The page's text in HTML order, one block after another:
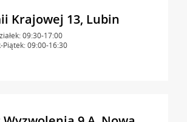
Krajowej 13, Lubin
09:30-17:00
Piątek: 09:00-16:30